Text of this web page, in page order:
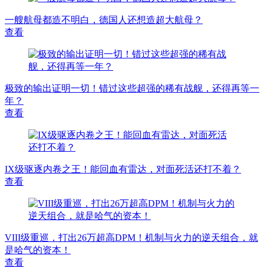
一艘航母都造不明白，德国人还想造超大航母？
查看
极致的输出证明一切！错过这些超强的稀有战舰，还得再等一
年？
查看
IX级驱逐内卷之王！能回血有雷达，对面死活还打不着？
查看
VIII级重巡，打出26万超高DPM！机制与火力的逆天组合，就
是哈气的资本！
查看